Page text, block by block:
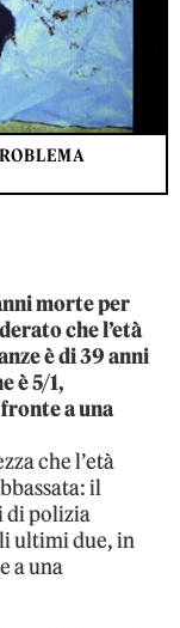
morte per
che l’età
è di 39 anni
è 5/1,
a una
che l’età
il
di polizia
ultimi due, in
a una